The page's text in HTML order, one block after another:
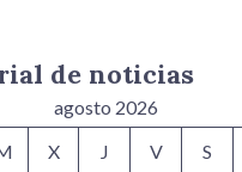
de noticias
agosto 2026
X J V S